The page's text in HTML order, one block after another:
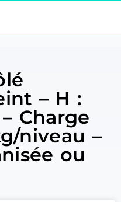
– H :
Charge
niveau –
ou